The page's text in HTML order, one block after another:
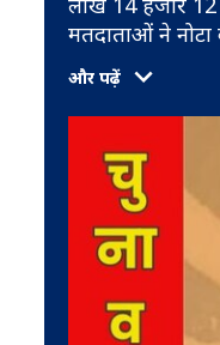
मतदाताओं ने नोटा
और पढ़ें